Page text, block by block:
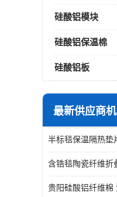
硅酸铝模块
硅酸铝保温棉
硅酸铝板
最新供应商机